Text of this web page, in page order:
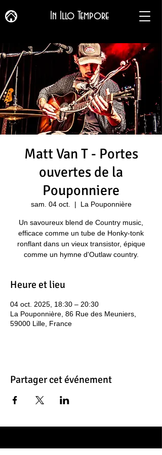
In Illo Tempore
Matt Van T - Portes
ouvertes de la
Pouponniere
sam. 04 oct.
  |
La Pouponnière
Un savoureux blend de Country music,
efficace comme un tube de Honky-tonk
ronflant dans un vieux transistor, épique
comme un hymne d'Outlaw country.
Heure et lieu
04 oct. 2025, 18:30 – 20:30
La Pouponnière, 86 Rue des Meuniers,
59000 Lille, France
Partager cet événement